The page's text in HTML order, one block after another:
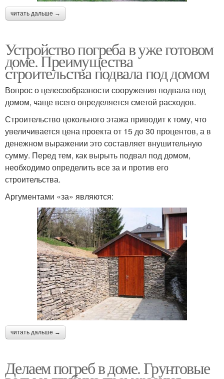
читать дальше →
Устройство погреба в уже готовом
доме. Преимущества
строительства подвала под домом
Вопрос о целесообразности сооружения подвала под
домом, чаще всего определяется сметой расходов.
Строительство цокольного этажа приводит к тому, что
увеличивается цена проекта от 15 до 30 процентов, а в
денежном выражении это составляет внушительную
сумму. Перед тем, как вырыть подвал под домом,
необходимо определить все за и против его
строительства.
Аргументами «за» являются:
читать дальше →
Делаем погреб в доме. Грунтовые